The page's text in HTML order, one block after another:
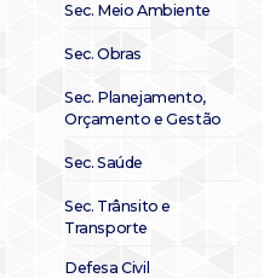
Sec. Meio Ambiente
Sec. Obras
Sec. Planejamento,
Orçamento e Gestão
Sec. Saúde
Sec. Trânsito e
Transporte
Defesa Civil